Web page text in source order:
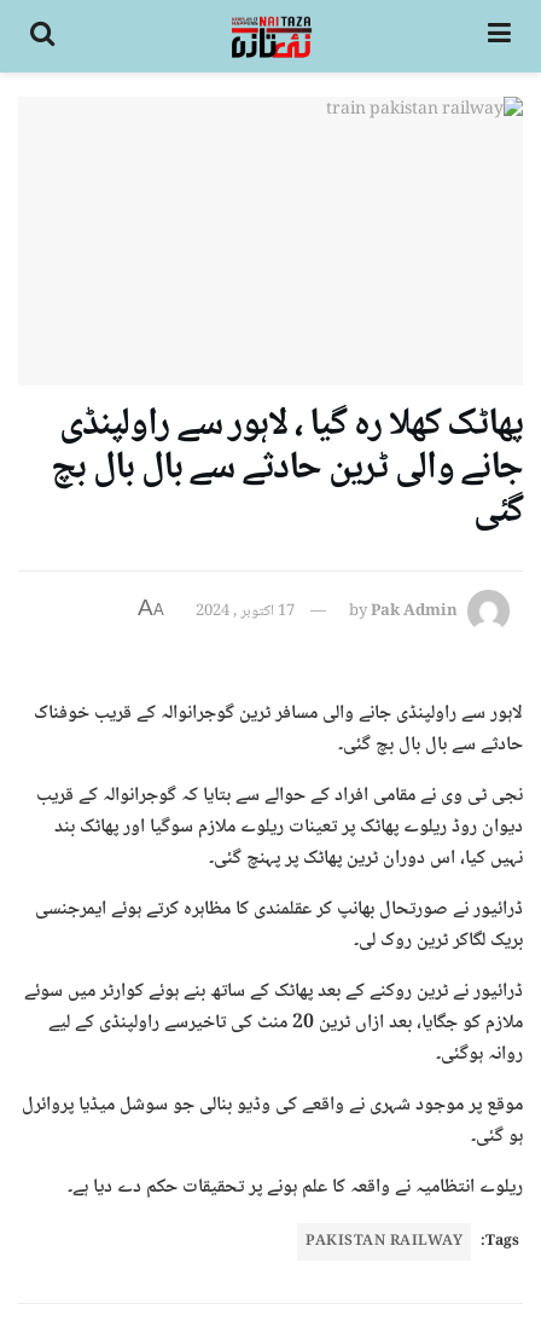
پھاٹک کھلا رہ گیا ، لاہور سے راولپنڈی
جانے والی ٹرین حادثے سے بال بال بچ
گئی
byPak Admin 17 اکتوبر , 2024 A
A
لاہور سے راولپنڈی جانے والی مسافر ٹرین گوجرانوالہ کے قریب خوفناک
حادثے سے بال بال بچ گئی۔
نجی ٹی وی نے مقامی افراد کے حوالے سے بتایا کہ گوجرانوالہ کے قریب
دیوان روڈ ریلوے پھاٹک پر تعینات ریلوے ملازم سوگیا اور پھاٹک بند
نہیں کیا، اس دوران ٹرین پھاٹک پر پہنچ گئی۔
ڈرائیور نے صورتحال بھانپ کر عقلمندی کا مظاہرہ کرتے ہوئے ایمرجنسی
بریک لگاکر ٹرین روک لی۔
ڈرائیور نے ٹرین روکنے کے بعد پھاٹک کے ساتھ بنے ہوئے کوارٹر میں سوئے
ملازم کو جگایا، بعد ازاں ٹرین 20 منٹ کی تاخیرسے راولپنڈی کے لیے
روانہ ہوگئی۔
موقع پر موجود شہری نے واقعے کی وڈیو بنالی جو سوشل میڈیا پروائرل
ہو گئی۔
ریلوے انتظامیہ نے واقعہ کا علم ہونے پر تحقیقات حکم دے دیا ہے۔
Tags:
PAKISTAN RAILWAY